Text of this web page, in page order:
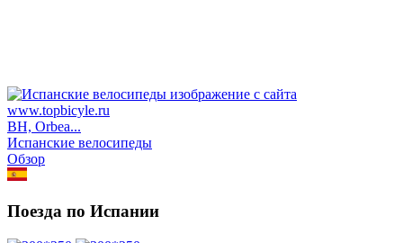
BH, Orbea...
Испанские велосипеды
Обзор
Поезда по Испании